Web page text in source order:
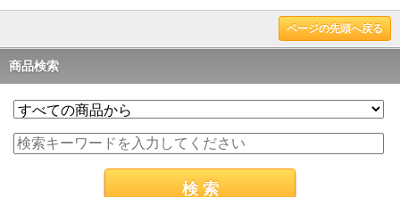
ページの先頭へ戻る
商品検索